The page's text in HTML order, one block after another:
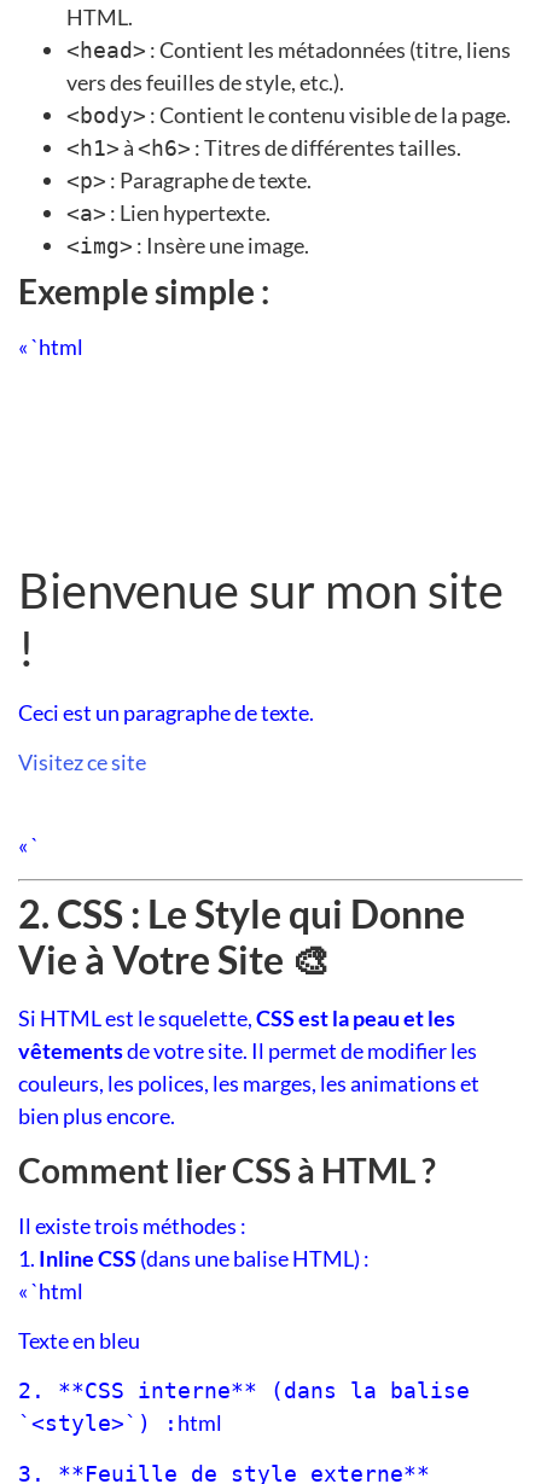
HTML.
<head> : Contient les métadonnées (titre, liens
vers des feuilles de style, etc.).
<body> : Contient le contenu visible de la page.
<h1>à<h6> : Titres de différentes tailles.
<p> : Paragraphe de texte.
<a> : Lien hypertexte.
<img> : Insère une image.
Exemple simple :
« `html
Bienvenue sur mon site
!
Ceci est un paragraphe de texte.
Visitez ce site
« `
2. CSS : Le Style qui Donne
Vie à Votre Site 🎨
Si HTML est le squelette,CSS est la peau et les
vêtementsde votre site. Il permet de modifier les
couleurs, les polices, les marges, les animations et
bien plus encore.
Comment lier CSS à HTML ?
Il existe trois méthodes :
1. Inline CSS (dans une balise HTML) :
« `html
Texte en bleu
2. **CSS interne** (dans la balise
`<style>`) : html
3. **Feuille de style externe**